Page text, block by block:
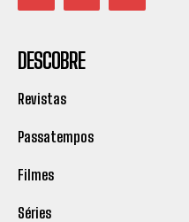
DESCOBRE
Revistas
Passatempos
Filmes
Séries